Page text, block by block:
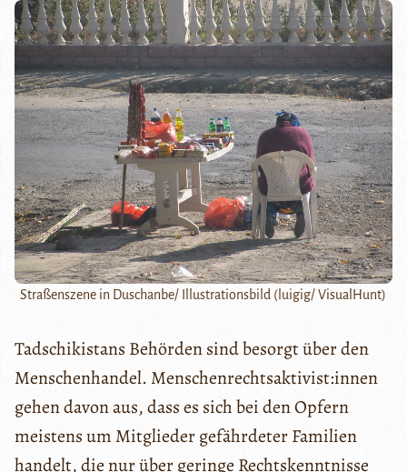
Straßenszene in Duschanbe/ Illustrationsbild (luigig/ VisualHunt)
Tadschikistans Behörden sind besorgt über den
Menschenhandel. Menschenrechtsaktivist:innen
gehen davon aus, dass es sich bei den Opfern
meistens um Mitglieder gefährdeter Familien
handelt, die nur über geringe Rechtskenntnisse